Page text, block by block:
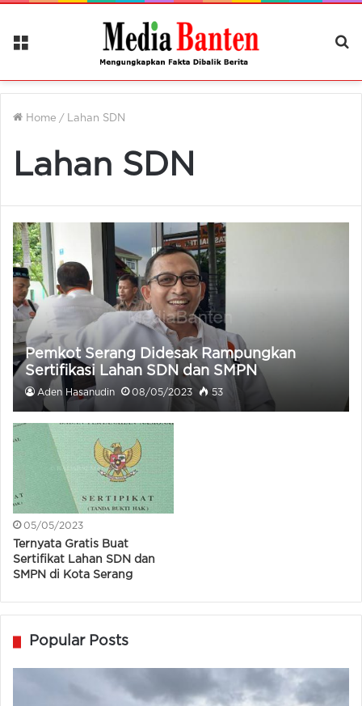
Menu
Home / Lahan SDN
Lahan SDN
Pemkot Serang Didesak Rampungkan
Sertifikasi Lahan SDN dan SMPN
Aden Hasanudin 08/05/2023 53
05/05/2023
Ternyata Gratis Buat
Sertifikat Lahan SDN dan
SMPN di Kota Serang
Popular Posts